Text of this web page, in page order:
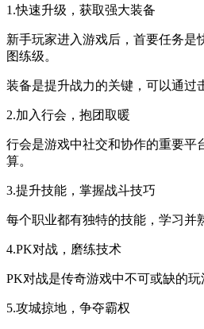
1.快速升级，获取强大装备
新手玩家进入游戏后，首要任务
图练级。
装备是提升战力的关键，可以通过
2.加入行会，抱团取暖
行会是游戏中社交和协作的重要平
算。
3.提升技能，掌握战斗技巧
每个职业都有独特的技能，学习并
4.PK对战，磨练技术
PK对战是传奇游戏中不可或缺的
5.攻城掠地，争夺霸权